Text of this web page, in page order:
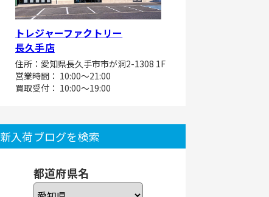
トレジャーファクトリー
長久手店
住所：愛知県長久手市市が洞2-1308 1F
営業時間： 10:00～21:00
買取受付： 10:00～19:00
新入荷ブログを検索
都道府県名